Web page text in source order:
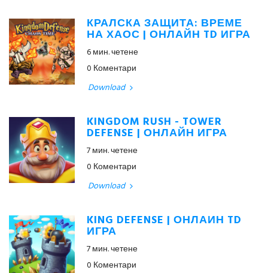
КРАЛСКА ЗАЩИТА: ВРЕМЕ
НА ХАОС | ОНЛАЙН TD ИГРА
6 мин. четене
0 Коментари
Download
KINGDOM RUSH - TOWER
DEFENSE | ОНЛАЙН ИГРА
7 мин. четене
0 Коментари
Download
KING DEFENSE | ОНЛАЙН TD
ИГРА
7 мин. четене
0 Коментари